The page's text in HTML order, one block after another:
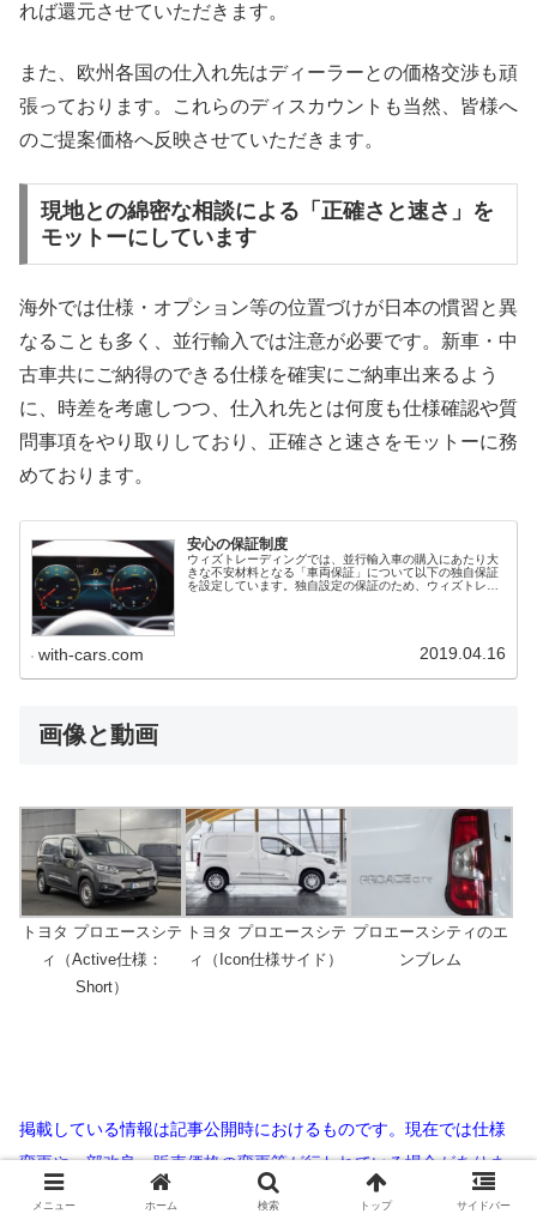
れば還元させていただきます。
また、欧州各国の仕入れ先はディーラーとの価格交渉も頑
張っております。これらのディスカウントも当然、皆様へ
のご提案価格へ反映させていただきます。
現地との綿密な相談による「正確さと速さ」を
モットーにしています
海外では仕様・オプション等の位置づけが日本の慣習と異
なることも多く、並行輸入では注意が必要です。新車・中
古車共にご納得のできる仕様を確実にご納車出来るよう
に、時差を考慮しつつ、仕入れ先とは何度も仕様確認や質
問事項をやり取りしており、正確さと速さをモットーに務
めております。
安心の保証制度
ウィズトレーディングでは、並行輸入車の購入にあたり大
きな不安材料となる「車両保証」について以下の独自保証
を設定しています。独自設定の保証のため、ウィズトレー
with-cars.com 2019.04.16
画像と動画
トヨタ プロエースシテ
ィ（Active仕様：
Short）
トヨタ プロエースシテ
ィ（Icon仕様サイド）
プロエースシティのエ
ンブレム
掲載している情報は記事公開時におけるものです。現在では仕様
変更や一部改良、販売価格の変更等が行われている場合がありま
す。公式サイトやカタログ等をご確認いただき、ご不明な点は遠
メニュー ホーム 検索 トップ サイドバー